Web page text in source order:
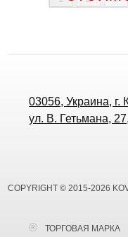
03056, Украина, г.
ул. В. Гетьмана, 27,
COPYRIGHT © 2015-2026
ТОРГОВАЯ МАРКА